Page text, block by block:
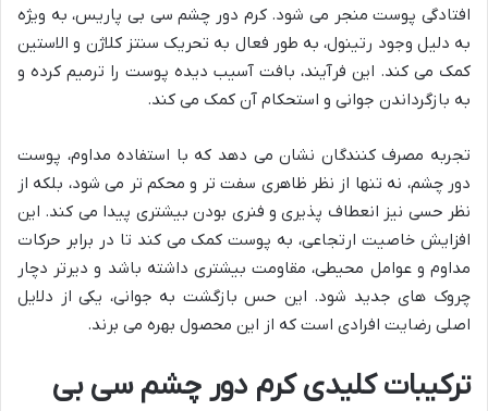
افتادگی پوست منجر می شود. کرم دور چشم سی بی پاریس، به ویژه
به دلیل وجود رتینول، به طور فعال به تحریک سنتز کلاژن و الاستین
کمک می کند. این فرآیند، بافت آسیب دیده پوست را ترمیم کرده و
به بازگرداندن جوانی و استحکام آن کمک می کند.
تجربه مصرف کنندگان نشان می دهد که با استفاده مداوم، پوست
دور چشم، نه تنها از نظر ظاهری سفت تر و محکم تر می شود، بلکه از
نظر حسی نیز انعطاف پذیری و فنری بودن بیشتری پیدا می کند. این
افزایش خاصیت ارتجاعی، به پوست کمک می کند تا در برابر حرکات
مداوم و عوامل محیطی، مقاومت بیشتری داشته باشد و دیرتر دچار
چروک های جدید شود. این حس بازگشت به جوانی، یکی از دلایل
اصلی رضایت افرادی است که از این محصول بهره می برند.
ترکیبات کلیدی کرم دور چشم سی بی